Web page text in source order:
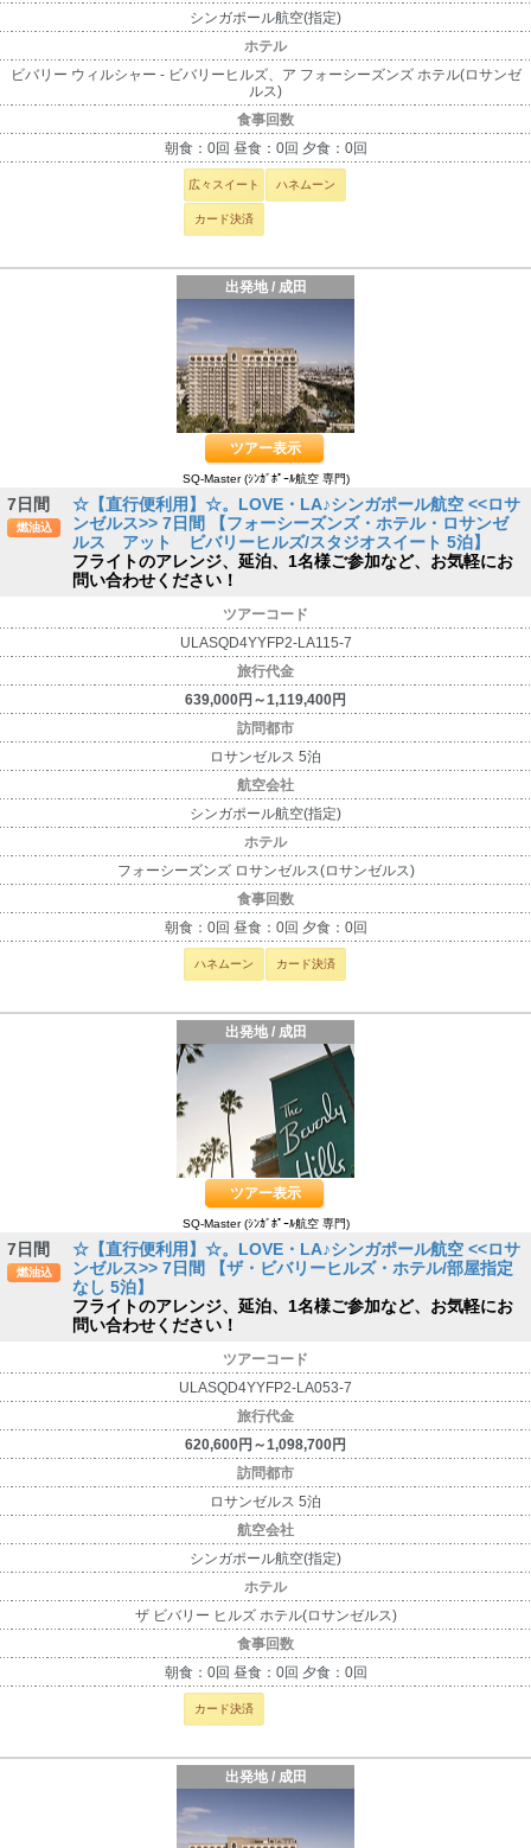
シンガポール航空(指定)
ホテル
ビバリー ウィルシャー - ビバリーヒルズ、ア フォーシーズンズ ホテル(ロサンゼ
ルス)
食事回数
朝食：0回 昼食：0回 夕食：0回
広々スイート ハネムーン
カード決済
出発地 / 成田
ツアー表示
SQ-Master (ｼﾝｶﾞﾎﾟｰﾙ航空 専門)
7日間
燃油込
☆【直行便利用】☆。LOVE・LA♪シンガポール航空 <<ロサ
ンゼルス>> 7日間 【フォーシーズンズ・ホテル・ロサンゼ
ルス アット ビバリーヒルズ/スタジオスイート 5泊】
フライトのアレンジ、延泊、1名様ご参加など、お気軽にお
問い合わせください！
ツアーコード
ULASQD4YYFP2-LA115-7
旅行代金
639,000円～1,119,400円
訪問都市
ロサンゼルス 5泊
航空会社
シンガポール航空(指定)
ホテル
フォーシーズンズ ロサンゼルス(ロサンゼルス)
食事回数
朝食：0回 昼食：0回 夕食：0回
ハネムーン カード決済
出発地 / 成田
ツアー表示
SQ-Master (ｼﾝｶﾞﾎﾟｰﾙ航空 専門)
7日間
燃油込
☆【直行便利用】☆。LOVE・LA♪シンガポール航空 <<ロサ
ンゼルス>> 7日間 【ザ・ビバリーヒルズ・ホテル/部屋指定
なし 5泊】
フライトのアレンジ、延泊、1名様ご参加など、お気軽にお
問い合わせください！
ツアーコード
ULASQD4YYFP2-LA053-7
旅行代金
620,600円～1,098,700円
訪問都市
ロサンゼルス 5泊
航空会社
シンガポール航空(指定)
ホテル
ザ ビバリー ヒルズ ホテル(ロサンゼルス)
食事回数
朝食：0回 昼食：0回 夕食：0回
カード決済
出発地 / 成田